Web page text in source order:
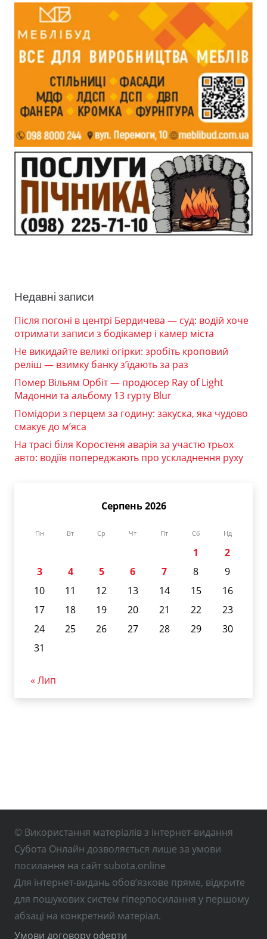
Недавні записи
Після погоні в центрі Бердичева — суд: водій хоче
отримати записи з бодікамер і камер міста
Не викидайте великі огірки: зробіть кроповий
реліш — взимку банку з’їдають за раз
Помер Вільям Орбіт — продюсер Ray of Light
Мадонни та альбому 13 гурту Blur
Помідори з перцем за годину: закуска, яка чудово
смакує до м’яса
На трасі біля Коростеня аварія за участю трьох
авто: водіїв попереджають про ускладнення руху
Серпень 2026
Пн Вт Ср Чт Пт Сб Нд
1
2
3
4 5 6 7 8
9
10
11 12 13 14 15
16
17
18 19 20 21 22
23
24
25 26 27 28 29
30
31
« Лип
© Використання матеріалів з інтернет-видання
Субота Онлайн дозволяється лише за умови
посилання на сайт subota.online
Для інтернет-видань обов’язкове пряме, відкрите
для пошукових систем гіперпосилання у першому
абзаці на конкретний матеріал.
Умови договору оферти